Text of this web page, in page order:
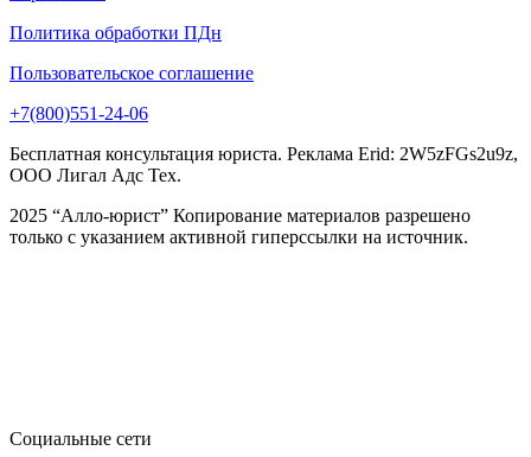
Политика обработки ПДн
Пользовательское соглашение
+7(800)551-24-06
Бесплатная консультация юриста. Реклама Erid: 2W5zFGs2u9z,
ООО Лигал Адс Тех.
2025 “Алло-юрист” Копирование материалов разрешено
только с указанием активной гиперссылки на источник.
Социальные сети